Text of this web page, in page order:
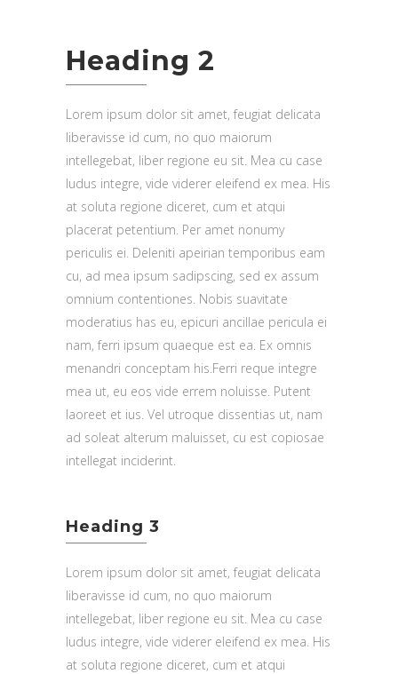
Heading 2
Lorem ipsum dolor sit amet, feugiat delicata
liberavisse id cum, no quo maiorum
intellegebat, liber regione eu sit. Mea cu case
ludus integre, vide viderer eleifend ex mea. His
at soluta regione diceret, cum et atqui
placerat petentium. Per amet nonumy
periculis ei. Deleniti apeirian temporibus eam
cu, ad mea ipsum sadipscing, sed ex assum
omnium contentiones. Nobis suavitate
moderatius has eu, epicuri ancillae pericula ei
nam, ferri ipsum quaeque est ea. Ex omnis
menandri conceptam his.Ferri reque integre
mea ut, eu eos vide errem noluisse. Putent
laoreet et ius. Vel utroque dissentias ut, nam
ad soleat alterum maluisset, cu est copiosae
intellegat inciderint.
Heading 3
Lorem ipsum dolor sit amet, feugiat delicata
liberavisse id cum, no quo maiorum
intellegebat, liber regione eu sit. Mea cu case
ludus integre, vide viderer eleifend ex mea. His
at soluta regione diceret, cum et atqui